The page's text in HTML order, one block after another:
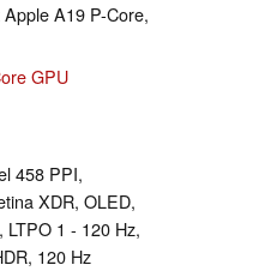
A19 P-Core,
GPU
458 PPI,
XDR, OLED,
1 - 120 Hz,
120 Hz